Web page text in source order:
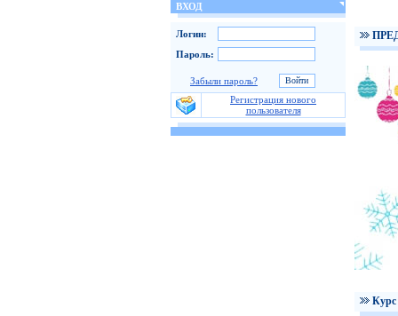
ВХОД
Логин:
Пароль:
Забыли пароль?
Регистрация нового
пользователя